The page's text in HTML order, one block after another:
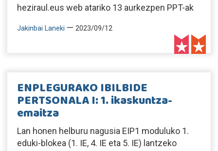
heziraul.eus web atariko 13 aurkezpen PPT-ak
Jakinbai Laneki — 2023/09/12
ENPLEGURAKO IBILBIDE
PERTSONALA I: 1. ikaskuntza-
emaitza
Lan honen helburu nagusia EIP1 moduluko 1.
eduki-blokea (1. IE, 4. IE eta 5. IE) lantzeko